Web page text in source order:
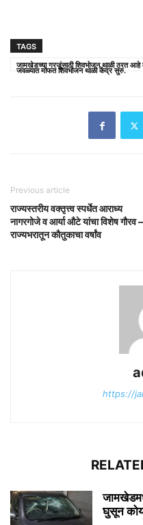
TAGS
जामखेडच्या गरजूंसाठी शिवभोजन थाळी ठरत आहे
जवळ्यात मोफत शिवभोजन थाळी केंद्र सुरु.
Previous article
राज्यस्तरीय वक्तृत्त्व स्पर्धेत आराध्य
नागरगोजे व आर्या औटे यांचा विशेष गौरव –
राज्यभरातून कौतुकाचा वर्षांव
https://
घुसून